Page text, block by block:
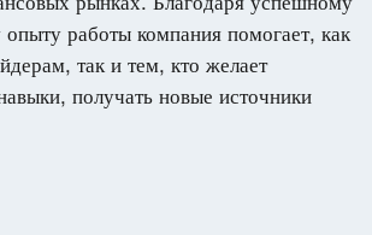
опыту работы компания помогает, как
так и тем, кто желает
получать новые источники